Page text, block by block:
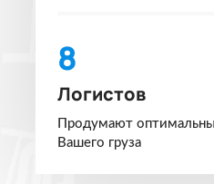
8
Логистов
Продумают
Вашего груза